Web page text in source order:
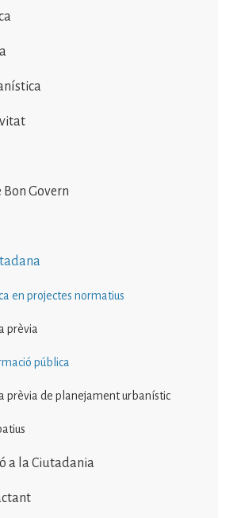
Govern
en projectes normatius
prèvia
pública
prèvia de planejament urbanístic
a la Ciutadania